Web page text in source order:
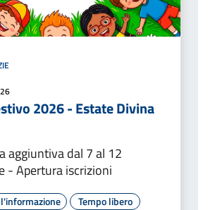
2026 - Estate Divina
aggiuntiva dal 7 al 12
- Apertura iscrizioni
Tempo libero